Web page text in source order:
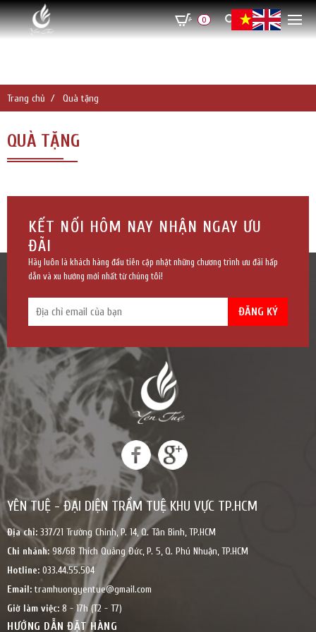
0
Trang chủ Quà tặng
QUÀ TẶNG
KẾT NỐI HÔM NAY NHẬN NGAY ƯU
ĐÃI
Hãy luôn là khách hàng đầu tiên cập nhật những chương trình ưu đãi hấp
dẫn và xu hướng mới nhất từ chúng tôi!
ĐĂNG KÝ
YÊN TUỆ - ĐẠI DIỆN TRẦM TUỆ KHU VỰC TP.HCM
Địa chỉ: 337/21 Trường Chinh, P. 14, Q. Tân Bình, TP.HCM
Chi nhánh: 98/6B Thích Quảng Đức, P. 5, Q. Phú Nhuận, TP.HCM
Hotline: 033.44.55.504
Email: tramhuongyentue@gmail.com
Giờ làm việc: 8 - 17h (T2 - T7)
HƯỚNG DẪN ĐẶT HÀNG
HOÀN THÀNH
Đăng ký tư vấn trực tiếp 24/7: